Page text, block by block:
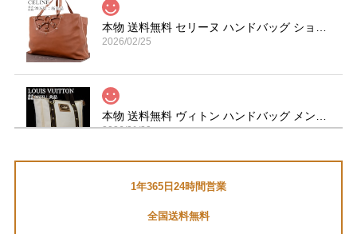
2026/02/25
2026/01/29
2026/01/05
1年365日24時間営業
全国送料無料